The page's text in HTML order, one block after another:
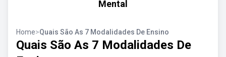
Mental
Home>Quais São As 7 Modalidades De Ensino
Quais São As 7 Modalidades De